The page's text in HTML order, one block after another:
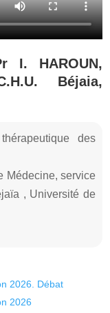
I. HAROUN,
Béjaia,
des
Médecine, service
, Université de
2026. Débat
2026